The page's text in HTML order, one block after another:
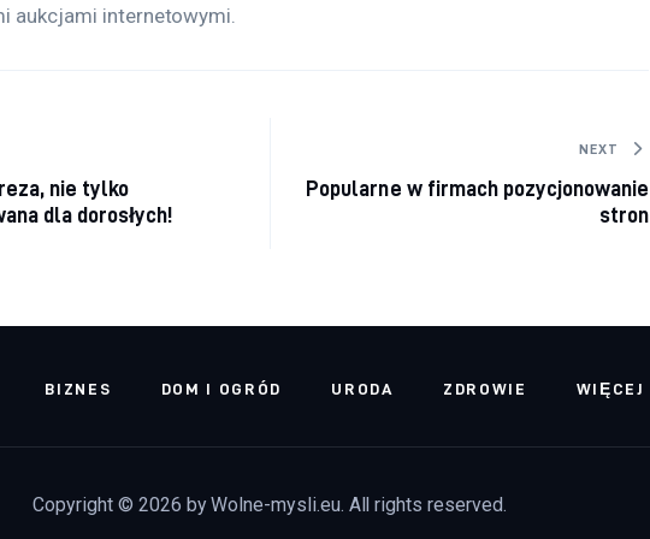
aukcjami internetowymi.
wpisu
nie tylko
dla dorosłych!
NEXT
Popularne w firmach pozycjonowanie
stron
BIZNES DOM I OGRÓD URODA ZDROWIE WIĘCEJ
Copyright © 2026 by Wolne-mysli.eu. All rights reserved.